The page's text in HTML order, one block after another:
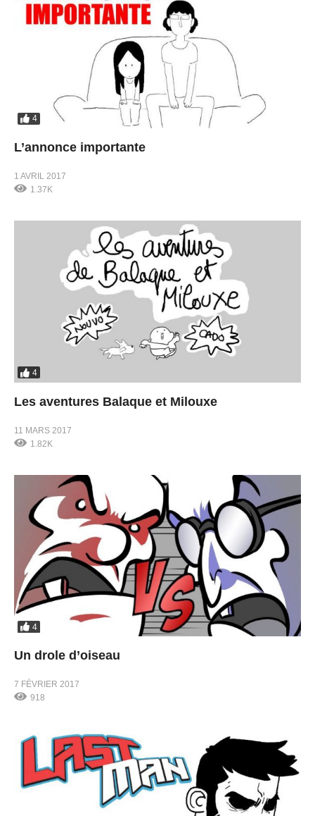
4
L’annonce importante
1 AVRIL 2017
1.37K
4
Les aventures Balaque et Milouxe
11 MARS 2017
1.82K
4
Un drole d’oiseau
7 FÉVRIER 2017
918